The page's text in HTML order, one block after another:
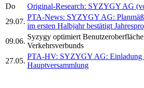
Do
Original-Research: SYZYGY AG
29.07.
PTA-News: SYZYGY AG:
im ersten Halbjahr bestätigt
09.06.
Syzygy optimiert
Verkehrsverbunds
27.05.
PTA-HV: SYZYGY AG: Einladung
Hauptversammlung